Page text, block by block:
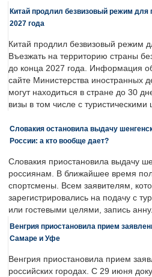
Китай продлил безвизовый режим для
2027 года
Китай продлил безвизовый режим
Въезжать на территорию страны
до конца 2027 года. Информация
сайте Министерства иностранных
могут находиться в стране до 30
визы в том числе с туристическими
Словакия остановила выдачу
России: а кто вообще дает?
Словакия приостановила выдачу
россиянам. В ближайшее время
спортсмены. Всем заявителям,
зарегистрировались на подачу с
или гостевыми целями, запись
Венгрия приостановила прием
Самаре и Уфе
Венгрия приостановила прием
российских городах. С 29 июня